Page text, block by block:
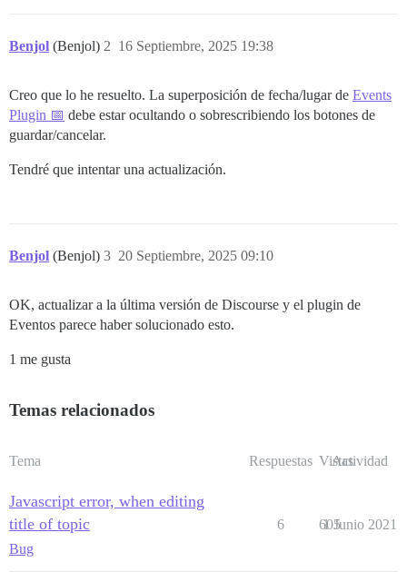
Benjol (Benjol) 16 Septiembre, 2025 19:38
2
Creo que lo he resuelto. La superposición de fecha/lugar de Events
Plugin 📅 debe estar ocultando o sobrescribiendo los botones de
guardar/cancelar.
Tendré que intentar una actualización.
Benjol (Benjol) 20 Septiembre, 2025 09:10
3
OK, actualizar a la última versión de Discourse y el plugin de
Eventos parece haber solucionado esto.
1 me gusta
Temas relacionados
Tema Respuestas Vistas
Actividad
Javascript error, when editing
title of topic
Bug
6 605
1 Junio 2021